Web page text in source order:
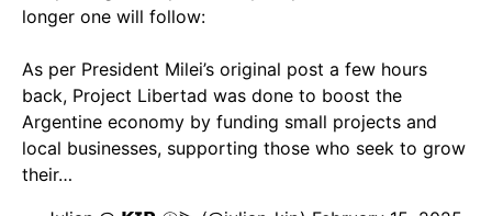
longer one will follow:
As per President Milei’s original post a few hours
back, Project Libertad was done to boost the
Argentine economy by funding small projects and
local businesses, supporting those who seek to grow
their…